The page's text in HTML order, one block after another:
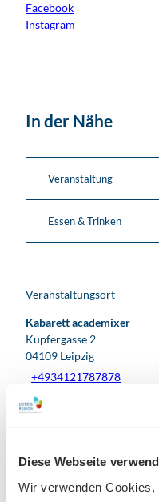
Diese Webseite
Wir verwenden
Facebook
Instagram
In der Nähe
Veranstaltung
Essen & Trinken
Veranstaltungsort
Kabarett academixer
Kupfergasse 2
04109 Leipzig
+4934121787878
info@academixer.com
Website
Facebook
Anreise mit dem Auto